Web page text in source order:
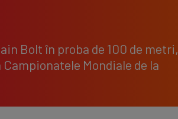
Bolt în proba de 100 de metri,
Mondiale de la